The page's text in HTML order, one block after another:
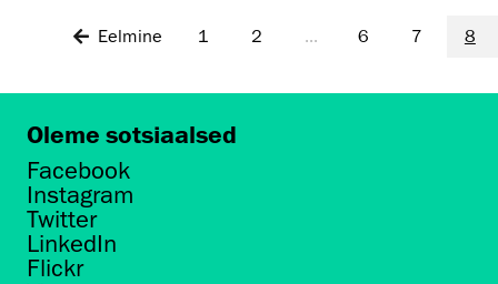
Eelmine 1 2 ... 6 7 8
Oleme sotsiaalsed
Facebook
Instagram
Twitter
LinkedIn
Flickr